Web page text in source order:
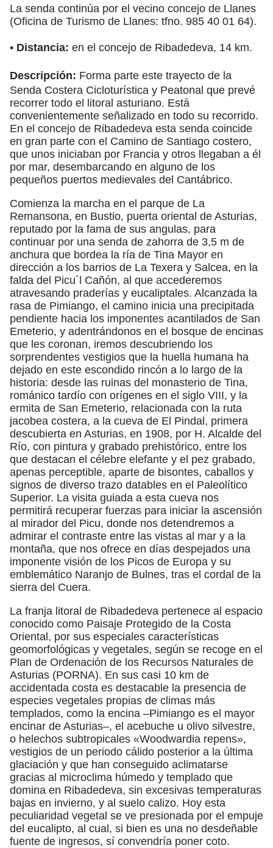
La senda continúa por el vecino concejo de Llanes
(Oficina de Turismo de Llanes: tfno. 985 40 01 64).
• Distancia: en el concejo de Ribadedeva, 14 km.
Descripción: Forma parte este trayecto de la
Senda Costera Cicloturística y Peatonal que prevé
recorrer todo el litoral asturiano. Está
convenientemente señalizado en todo su recorrido.
En el concejo de Ribadedeva esta senda coincide
en gran parte con el Camino de Santiago costero,
que unos iniciaban por Francia y otros llegaban a él
por mar, desembarcando en alguno de los
pequeños puertos medievales del Cantábrico.
Comienza la marcha en el parque de La
Remansona, en Bustio, puerta oriental de Asturias,
reputado por la fama de sus angulas, para
continuar por una senda de zahorra de 3,5 m de
anchura que bordea la ría de Tina Mayor en
dirección a los barrios de La Texera y Salcea, en la
falda del Picu´l Cañón, al que accederemos
atravesando praderías y eucaliptales. Alcanzada la
rasa de Pimiango, el camino inicia una precipitada
pendiente hacia los imponentes acantilados de San
Emeterio, y adentrándonos en el bosque de encinas
que les coronan, iremos descubriendo los
sorprendentes vestigios que la huella humana ha
dejado en este escondido rincón a lo largo de la
historia: desde las ruinas del monasterio de Tina,
románico tardío con orígenes en el siglo VIII, y la
ermita de San Emeterio, relacionada con la ruta
jacobea costera, a la cueva de El Pindal, primera
descubierta en Asturias, en 1908, por H. Alcalde del
Río, con pintura y grabado prehistórico, entre los
que destacan el célebre elefante y el pez grabado,
apenas perceptible, aparte de bisontes, caballos y
signos de diverso trazo datables en el Paleolítico
Superior. La visita guiada a esta cueva nos
permitirá recuperar fuerzas para iniciar la ascensión
al mirador del Picu, donde nos detendremos a
admirar el contraste entre las vistas al mar y a la
montaña, que nos ofrece en días despejados una
imponente visión de los Picos de Europa y su
emblemático Naranjo de Bulnes, tras el cordal de la
sierra del Cuera.
La franja litoral de Ribadedeva pertenece al espacio
conocido como Paisaje Protegido de la Costa
Oriental, por sus especiales características
geomorfológicas y vegetales, según se recoge en el
Plan de Ordenación de los Recursos Naturales de
Asturias (PORNA). En sus casi 10 km de
accidentada costa es destacable la presencia de
especies vegetales propias de climas más
templados, como la encina –Pimiango es el mayor
encinar de Asturias–, el acebuche u olivo silvestre,
o helechos subtropicales «Woodwardia repens»,
vestigios de un periodo cálido posterior a la última
glaciación y que han conseguido aclimatarse
gracias al microclima húmedo y templado que
domina en Ribadedeva, sin excesivas temperaturas
bajas en invierno, y al suelo calizo. Hoy esta
peculiaridad vegetal se ve presionada por el empuje
del eucalipto, al cual, si bien es una no desdeñable
fuente de ingresos, sí convendría poner coto.